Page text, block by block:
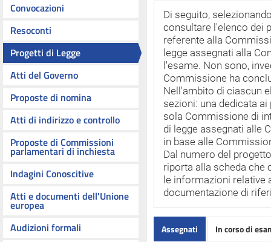
Convocazioni
Resoconti
Progetti di Legge
Atti del Governo
Proposte di nomina
Atti di indirizzo e controllo
Proposte di Commissioni
parlamentari di inchiesta
Indagini Conoscitive
Atti e documenti dell'Unione
europea
Audizioni formali
Di seguito,
consultare l'elenco dei
referente alla
legge assegnati alla
l'esame. Non sono,
Commissione ha
Nell'ambito di ciascun
sezioni: una dedicata
sola Commissione di
di legge assegnati alle
in base alle
Dal numero del
riporta alla scheda che
le informazioni relative
documentazione di
Assegnati In corso di